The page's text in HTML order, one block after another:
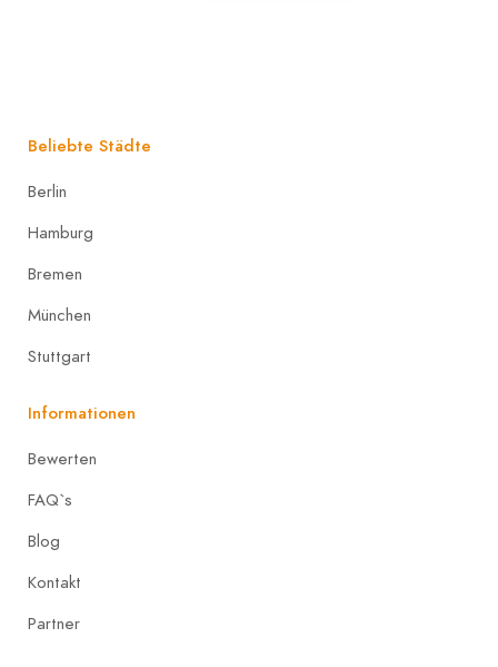
Beliebte Städte
Berlin
Hamburg
Bremen
München
Stuttgart
Informationen
Bewerten
FAQ`s
Blog
Kontakt
Partner